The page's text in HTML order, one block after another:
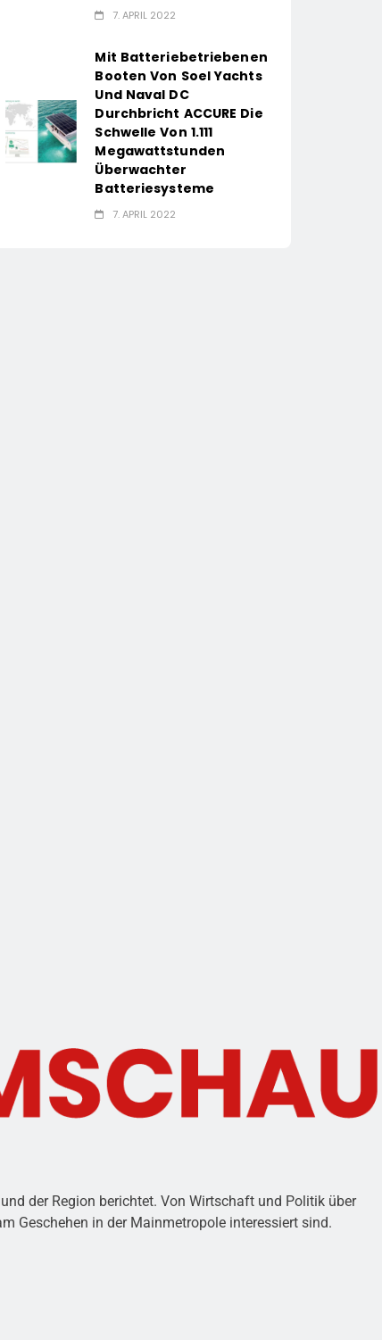
7. APRIL 2022
Mit Batteriebetriebenen
Booten Von Soel Yachts
Und Naval DC
Durchbricht ACCURE Die
Schwelle Von 1.111
Megawattstunden
Überwachter
Batteriesysteme
7. APRIL 2022
der Region berichtet. Von Wirtschaft und Politik über
Geschehen in der Mainmetropole interessiert sind.